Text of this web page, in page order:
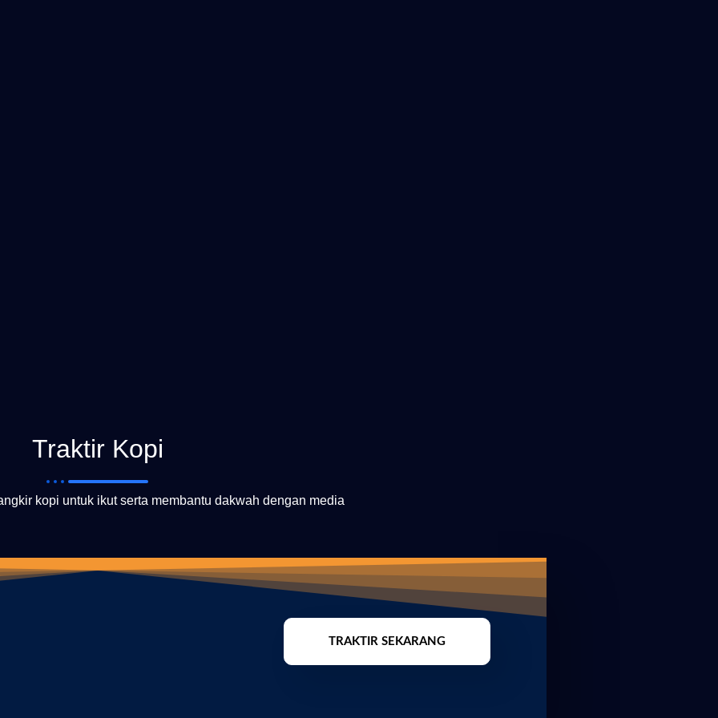
Traktir Kopi
kopi untuk ikut serta membantu dakwah dengan media
TRAKTIR SEKARANG